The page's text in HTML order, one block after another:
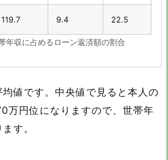
119.7 9.4 22.5
年収に占めるローン返済額の割合
（万円）
（万円）
値です。中央値で見ると本人の
万円位になりますので、世帯年
す。